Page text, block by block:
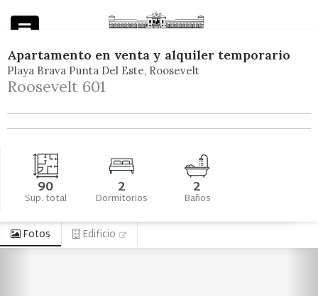
Apartamento en venta y alquiler temporario
Playa Brava Punta Del Este Roosevelt
Roosevelt 601
90
Sup. total 2
Dormitorios 2
Baños
Fotos Edificio